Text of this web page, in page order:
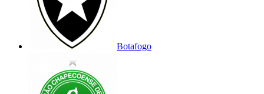
Botafogo